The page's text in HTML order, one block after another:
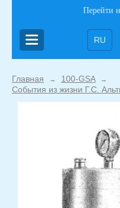
Перейти
RU
Главная → 100-GSA →
События из жизни Г.С.